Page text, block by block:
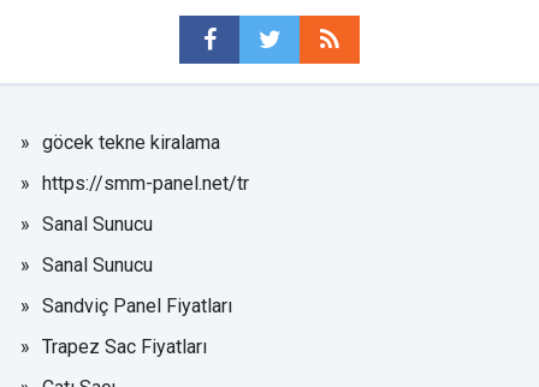
göcek tekne kiralama
https://smm-panel.net/tr
Sanal Sunucu
Sanal Sunucu
Sandviç Panel Fiyatları
Trapez Sac Fiyatları